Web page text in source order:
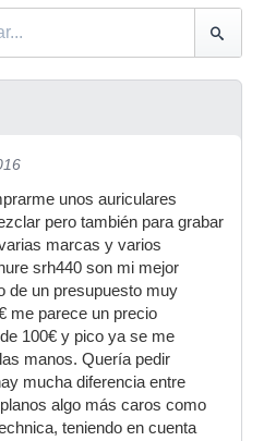
unos auriculares
pero también para grabar
marcas y varios
srh440 son mi mejor
de un presupuesto muy
me parece un precio
100€ y pico ya se me
manos. Quería pedir
mucha diferencia entre
algo más caros como
teniendo en cuenta